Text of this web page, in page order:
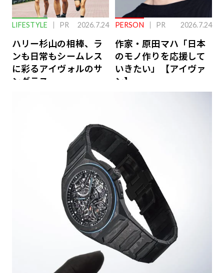
LIFESTYLE PR 2026.7.24
ハリー杉山の相棒、ラ
ンも日常もシームレス
に彩るアイヴォルのサ
ングラス
PERSON PR 2026.7.24
作家・原田マハ「日本
のモノ作りを応援して
いきたい」【アイヴァ
ン】